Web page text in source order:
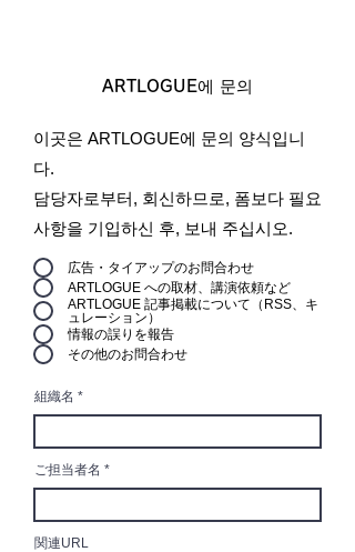
ARTLOGUE에 문의
이곳은 ARTLOGUE에 문의 양식입니
다.
담당자로부터, 회신하므로, 폼보다 필요
사항을 기입하신 후, 보내 주십시오.
広告・タイアップのお問合わせ
ARTLOGUE への取材、講演依頼など
ARTLOGUE 記事掲載について（RSS、キ
ュレーション）
情報の誤りを報告
その他のお問合わせ
組織名
ご担当者名
関連URL